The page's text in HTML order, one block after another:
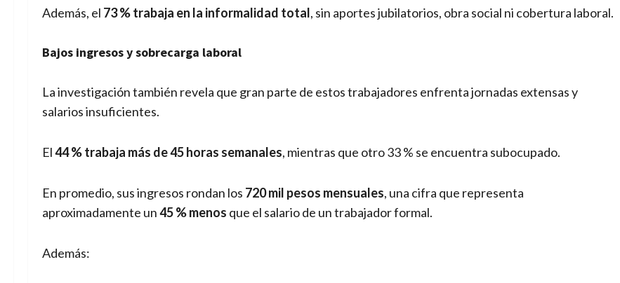
Además, el 73 % trabaja en la informalidad total, sin aportes jubilatorios, obra social ni cobertura laboral.
Bajos ingresos y sobrecarga laboral
La investigación también revela que gran parte de estos trabajadores enfrenta jornadas extensas y
salarios insuficientes.
El44 % trabaja más de 45 horas semanales, mientras que otro 33 % se encuentra subocupado.
En promedio, sus ingresos rondan los 720 mil pesos mensuales, una cifra que representa
aproximadamente un45 % menos que el salario de un trabajador formal.
Además: